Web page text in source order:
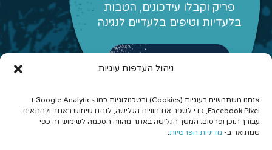
ניהול העדפות עוגיות
אנחנו משתמשים בעוגיות (Cookies) ובטכנולוגיות כמו Google Analytics ו-
Facebook Pixel, כדי לשפר את חוויית הגלישה, לנתח שימוש באתר ולהתאים
עבורך תוכן ופרסום. המשך הגלישה באתר מהווה הסכמה לשימוש זה כפי
שמתואר ב- מדיניות הפרטיות.
פריק וקבלו עידכונים, הטבות
בלעדיות וטיפים בלעדיים לנגינה